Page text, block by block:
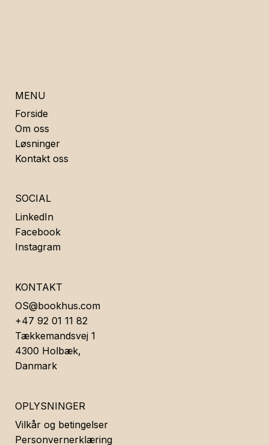
MENU
Forside
Om oss
Løsninger
Kontakt oss
SOCIAL
LinkedIn
Facebook
Instagram
KONTAKT
OS@bookhus.com
+47 92 01 11 82
Tækkemandsvej 1
4300 Holbæk,
Danmark
OPLYSNINGER
Vilkår og betingelser
Personvernerklæring